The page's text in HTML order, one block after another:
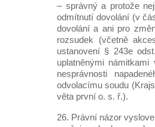
– správný a protože
odmítnutí dovolání (v
dovolání a ani pro
rozsudek (včetně
ustanovení § 243e
uplatněnými
nesprávnosti
odvolacímu soudu
věta první o. s. ř.).
26. Právní názor